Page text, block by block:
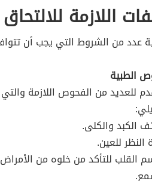
اللازمة
عدد من الشروط التي يجب أن
الطبية
للعديد من الفحوص اللازمة والتي
الكبد والكلى.
للعين.
القلب للتأكد من خلوه من